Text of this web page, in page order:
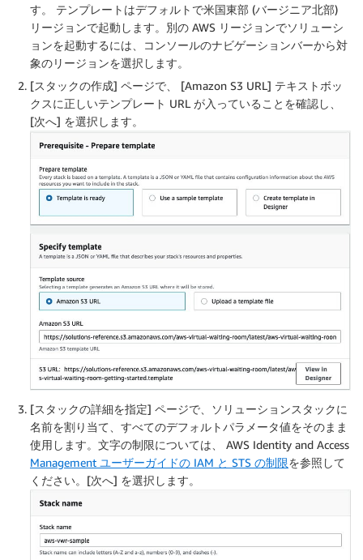
す。 テンプレートはデフォルトで米国東部 (バージニア北部)
リージョンで起動します。別の AWS リージョンでソリューシ
ョンを起動するには、コンソールのナビゲーションバーから対
象のリージョンを選択します。
[スタックの作成] ページで、 [Amazon S3 URL] テキストボッ
クスに正しいテンプレート URL が入っていることを確認し、
[次へ] を選択します。
[スタックの詳細を指定] ページで、ソリューションスタックに
名前を割り当て、すべてのデフォルトパラメータ値をそのまま
使用します。文字の制限については、 AWS Identity and Access
Management ユーザーガイドの IAM と STS の制限を参照して
ください。[次へ] を選択します。